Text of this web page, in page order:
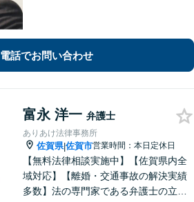
ブルに対応【初回のご相談30分無料】
電話でお問い合わせ
富永 洋一 弁護士
ありあけ法律事務所
佐賀県|佐賀市営業時間：本日定休日
【無料法律相談実施中】【佐賀県内全
域対応】【離婚・交通事故の解決実績
多数】法の専門家である弁護士の立場